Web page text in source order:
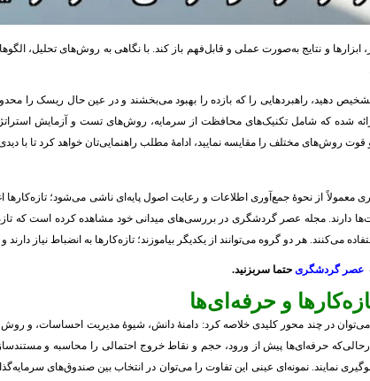
ابزارها و نتایج به‌صورت عملی و قابل‌فهم باز کند. با نگاهی به روش‌های
دهید، راهبردهایی را که بازده را بهبود می‌بخشند و در عین حال ریسک را
شده که شامل تکنیک‌های محافظت از سرمایه، روش‌های تست و آزمایش
روش‌های مختلف را مقایسه نمایید، ادامهٔ مطلب راهنمایی‌تان خواهد کرد تا با
معمولاً از نحوهٔ جمع‌آوری اطلاعات و رعایت اصول پایه‌ای ناشی می‌شود؛
دارند. مجله عصر گردشگری در بررسی‌های میدانی خود مشاهده کرده است که
می‌کنند. هر دو گروه می‌توانند از یکدیگر بیاموزند؛ تازه‌کارها به انضباط نیاز
عصر گردشگری حتما سربزنید.
و حرفه‌ای‌ها
می‌توان در چند محور کلیدی خلاصه کرد: دامنهٔ دانش، شیوهٔ مدیریت احساسات، و روش
حرفه‌ای‌ها پیش از ورود، حجم و نقاط خروج احتمالی را محاسبه و
نمایند. نمونه‌ای عینی این تفاوت را می‌توان در انتخاب بین صندوق‌های